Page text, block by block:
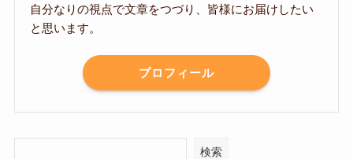
自分なりの視点で文章をつづり、皆様にお届けしたい
と思います。
プロフィール
検索